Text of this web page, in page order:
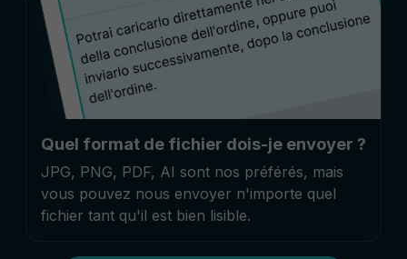
Quel format de fichier dois-je envoyer ?
JPG, PNG, PDF, AI sont nos préférés, mais
vous pouvez nous envoyer n'importe quel
fichier tant qu'il est bien lisible.